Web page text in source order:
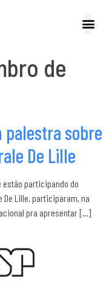
de
palestra sobre
De Lille
estão participando do
De Lille, participaram, na
pra apresentar […]